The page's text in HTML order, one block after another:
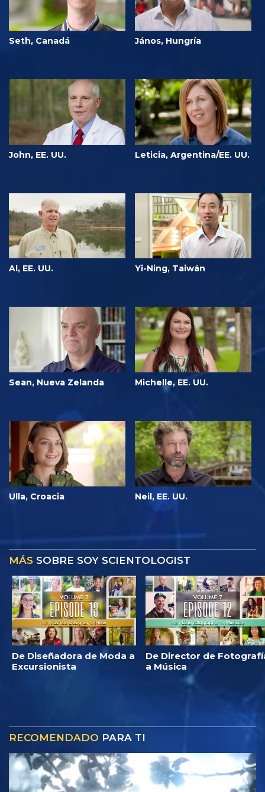
Seth, Canadá János, Hungría
John, EE. UU. Leticia, Argentina/EE. UU.
Al, EE. UU. Yi-Ning, Taiwán
Sean, Nueva Zelanda Michelle, EE. UU.
Ulla, Croacia Neil, EE. UU.
MÁS SOBRE SOY SCIENTOLOGIST
De Diseñadora de Moda a
Excursionista
De Director de
a Música
RECOMENDADO PARA TI